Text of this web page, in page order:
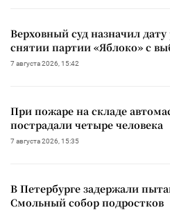
Верховный суд назначил
снятии партии «Яблоко» с
7 августа 2026, 15:42
При пожаре на складе
пострадали четыре человека
7 августа 2026, 15:35
В Петербурге задержали
Смольный собор подростков